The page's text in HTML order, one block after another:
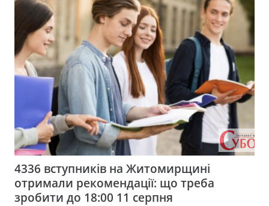
4336 вступників на Житомирщині
отримали рекомендації: що треба
зробити до 18:00 11 серпня